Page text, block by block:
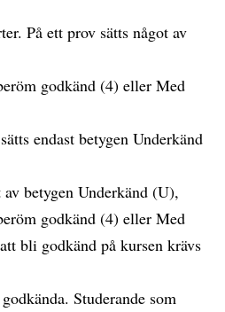
På ett prov sätts något av
godkänd (4) eller Med
endast betygen Underkänd
betygen Underkänd (U),
godkänd (4) eller Med
bli godkänd på kursen krävs
Studerande som